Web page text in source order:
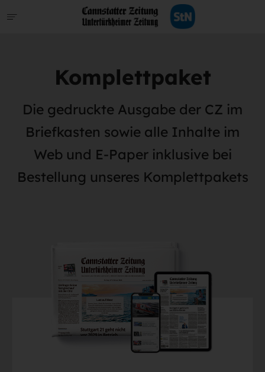
Komplettpaket
Die gedruckte Ausgabe der CZ im
Briefkasten sowie alle Inhalte im
Web und E-Paper inklusive bei
Bestellung unseres Komplettpakets